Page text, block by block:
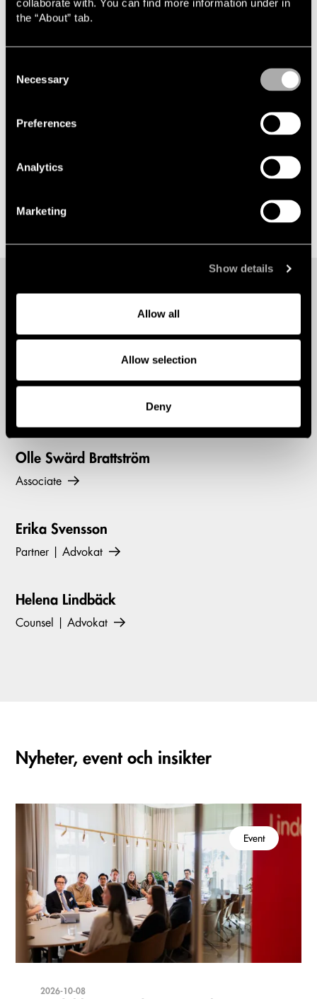
collaborate with. You can find more information under in
the “About” tab.
Selection
Necessary
Preferences
Analytics
Marketing
Show details
Allow all
Allow selection
Deny
Lindahl biträder Concentric i samband med
Circle BidCos offentliga uppköpserbjudande
Lindahl rådgivare till Millicom vid
Vill du veta mer? Kontakta:
Mårten Steen
Partner | Chairman of the Board
Olle Swärd Brattström
Associate
Erika Svensson
Partner | Advokat
Helena Lindbäck
Counsel | Advokat
Nyheter, event och insikter
Event
2026-10-08